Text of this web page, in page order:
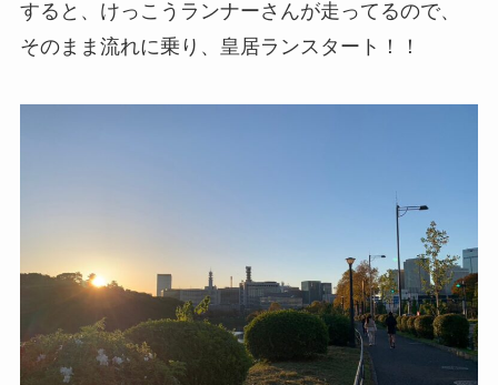
すると、けっこうランナーさんが走ってるので、
そのまま流れに乗り、皇居ランスタート！！